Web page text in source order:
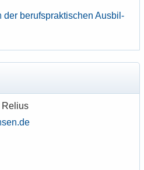
der be­rufs­prak­ti­schen Aus­bil­
Re­li­us